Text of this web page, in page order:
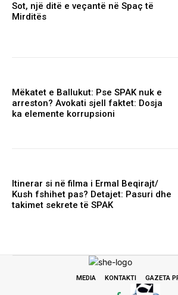
Sot, një ditë e veçantë në Spaç të
Mirditës
Mëkatet e Ballukut: Pse SPAK nuk e
arreston? Avokati sjell faktet: Dosja
ka elemente korrupsioni
Itinerar si në filma i Ermal Beqirajt/
Kush fshihet pas? Detajet: Pasuri dhe
takimet sekrete të SPAK
MEDIA KONTAKTI GAZETA